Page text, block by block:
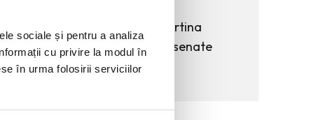
sociale și pentru a analiza
cu privire la modul în
în urma folosirii serviciilor
KAWS: Art & Comix la Albertina
Modern – cand benzile desenate
intra in muzeu